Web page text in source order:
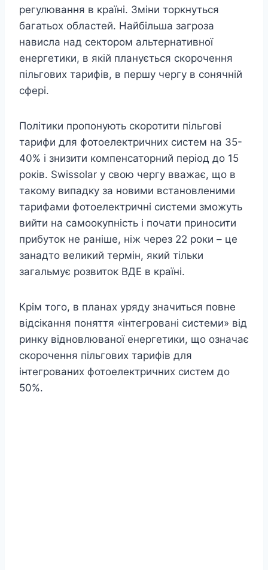
регулювання в країні. Зміни торкнуться
багатьох областей. Найбільша загроза
нависла над сектором альтернативної
енергетики, в якій планується скорочення
пільгових тарифів, в першу чергу в сонячній
сфері.
Політики пропонують скоротити пільгові
тарифи для фотоелектричних систем на 35-
40% і знизити компенсаторний період до 15
років. Swissolar у свою чергу вважає, що в
такому випадку за новими встановленими
тарифами фотоелектричні системи зможуть
вийти на самоокупність і почати приносити
прибуток не раніше, ніж через 22 роки – це
занадто великий термін, який тільки
загальмує розвиток ВДЕ в країні.
Крім того, в планах уряду значиться повне
відсікання поняття «інтегровані системи» від
ринку відновлюваної енергетики, що означає
скорочення пільгових тарифів для
інтегрованих фотоелектричних систем до
50%.